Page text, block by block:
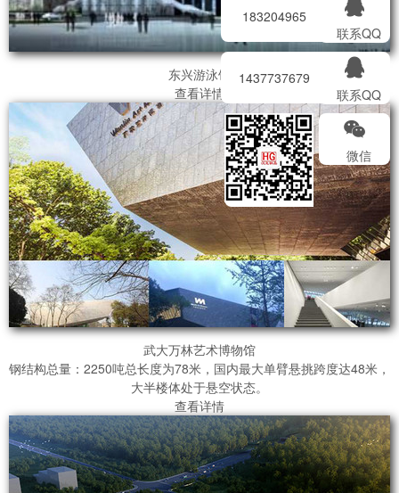
东兴游泳馆
查看详情
武大万林艺术博物馆
钢结构总量：2250吨总长度为78米，国内最大单臂悬挑跨度达48米，
大半楼体处于悬空状态。
查看详情
联系QQ
183204965
联系QQ
1437737679
微信